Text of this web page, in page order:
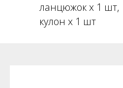
ланцюжок х 1 шт,
кулон х 1 шт